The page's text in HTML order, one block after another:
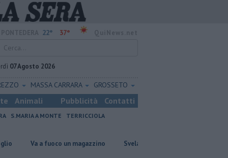
22° 37°
07 Agosto 2026
MASSA CARRARA GROSSETO
Animali Pubblicità Contatti
S.MARIA A MONTE
TERRICCIOLA
Va a fuoco un magazzino Svelato il girone del Pontedera